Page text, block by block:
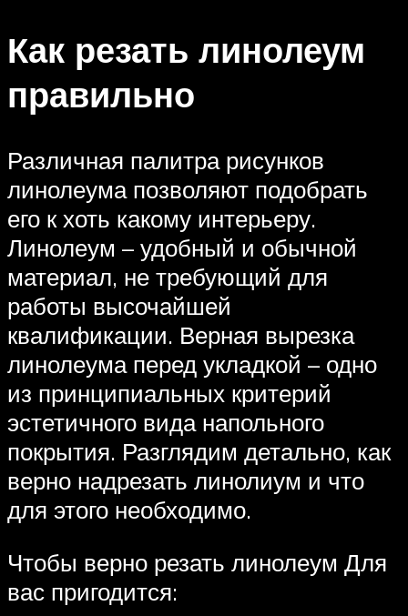
Как резать линолеум
правильно
Различная палитра рисунков
линолеума позволяют подобрать
его к хоть какому интерьеру.
Линолеум – удобный и обычной
материал, не требующий для
работы высочайшей
квалификации. Верная вырезка
линолеума перед укладкой – одно
из принципиальных критерий
эстетичного вида напольного
покрытия. Разглядим детально, как
верно надрезать линолиум и что
для этого необходимо.
Чтобы верно резать линолеум Для
вас пригодится: